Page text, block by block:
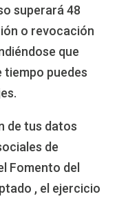
superará 48
o revocación
que
tiempo puedes
de tus datos
de
Fomento del
, el ejercicio